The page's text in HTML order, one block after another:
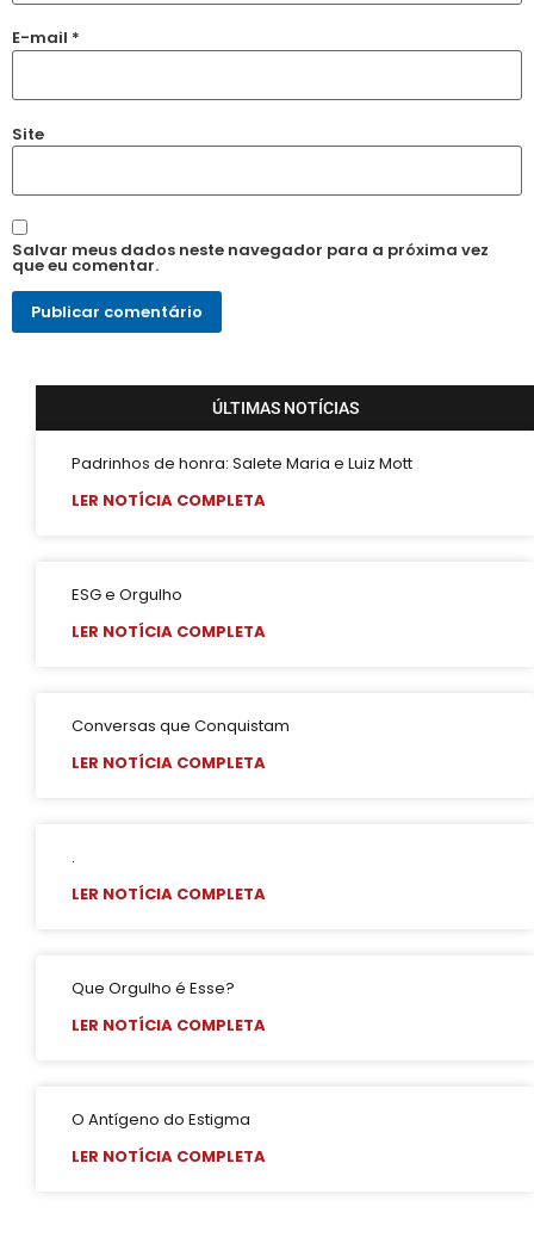
E-mail *
Site
Salvar meus dados neste navegador para a próxima vez
que eu comentar.
ÚLTIMAS NOTÍCIAS
Padrinhos de honra: Salete Maria e Luiz Mott
LER NOTÍCIA COMPLETA
ESG e Orgulho
LER NOTÍCIA COMPLETA
Conversas que Conquistam
LER NOTÍCIA COMPLETA
.
LER NOTÍCIA COMPLETA
Que Orgulho é Esse?
LER NOTÍCIA COMPLETA
O Antígeno do Estigma
LER NOTÍCIA COMPLETA